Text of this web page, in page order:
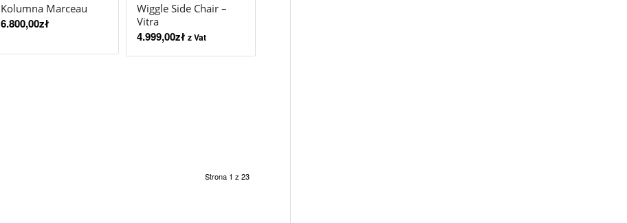
Kolumna Marceau
6.800,00zł
Wiggle Side Chair –
Vitra
4.999,00zł z Vat
Strona 1 z 23